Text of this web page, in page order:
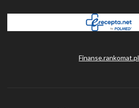
Finanse.rankomat.pl